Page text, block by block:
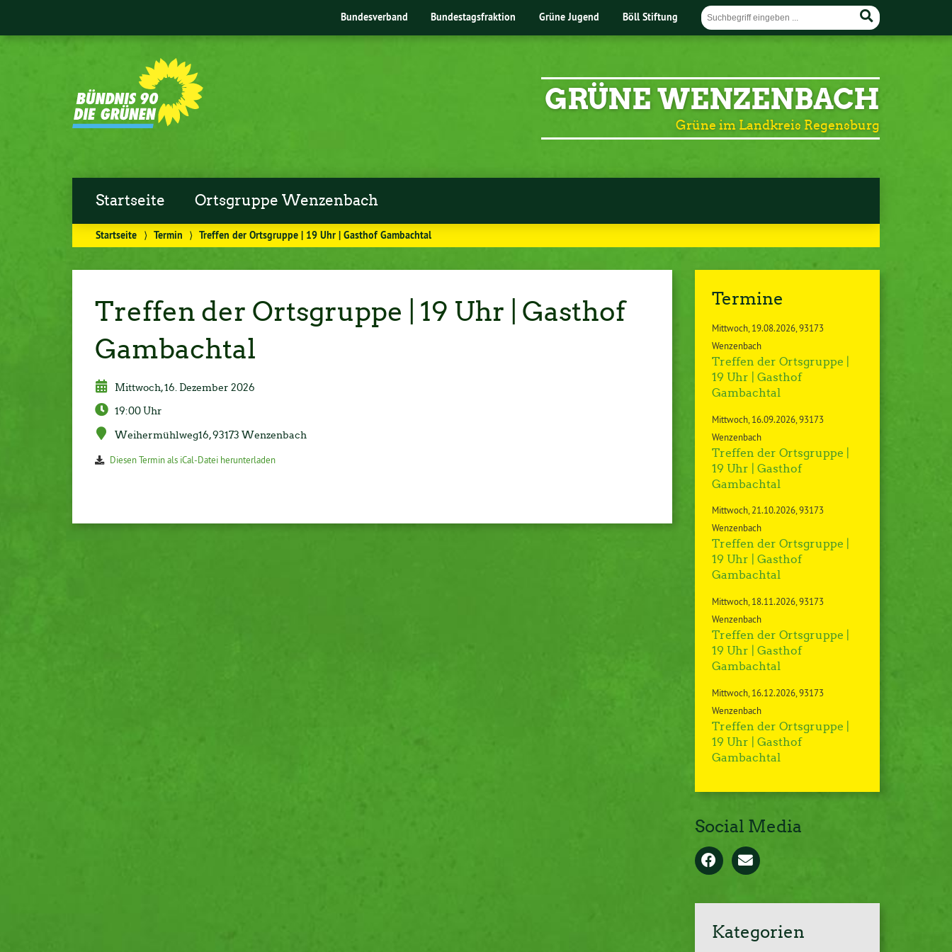
Bundesverband Bundestagsfraktion Grüne Jugend Böll Stiftung
GRÜNE WENZENBACH
Grüne im Landkreis Regensburg
Startseite Ortsgruppe Wenzenbach
Startseite ⟩ Termin ⟩ Treffen der Ortsgruppe | 19 Uhr | Gasthof Gambachtal
Treffen der Ortsgruppe | 19 Uhr | Gasthof
Gambachtal
Mittwoch, 16. Dezember 2026
19:00 Uhr
Weihermühlweg16, 93173 Wenzenbach
Diesen Termin als iCal-Datei herunterladen
Termine
Mittwoch 19.08.2026 93173
Wenzenbach
Treffen der Ortsgruppe |
19 Uhr | Gasthof
Gambachtal
Mittwoch 16.09.2026 93173
Wenzenbach
Treffen der Ortsgruppe |
19 Uhr | Gasthof
Gambachtal
Mittwoch 21.10.2026 93173
Wenzenbach
Treffen der Ortsgruppe |
19 Uhr | Gasthof
Gambachtal
Mittwoch 18.11.2026 93173
Wenzenbach
Treffen der Ortsgruppe |
19 Uhr | Gasthof
Gambachtal
Mittwoch 16.12.2026 93173
Wenzenbach
Treffen der Ortsgruppe |
19 Uhr | Gasthof
Gambachtal
Social Media
Kategorien